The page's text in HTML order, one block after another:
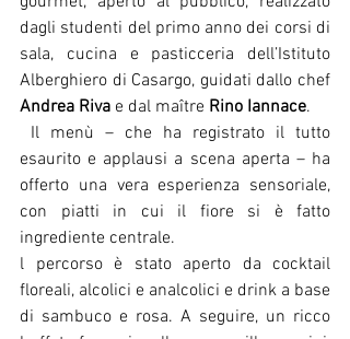
dagli studenti del primo anno dei corsi di
sala, cucina e pasticceria dell’Istituto
Andrea Riva e dal maître Rino Iannace.
Il menù – che ha registrato il tutto
esaurito e applausi a scena aperta – ha
offerto una vera esperienza sensoriale,
con piatti in cui il fiore si è fatto
ingrediente centrale.
l percorso è stato aperto da cocktail
floreali, alcolici e analcolici e drink a base
di sambuco e rosa. A seguire, un ricco